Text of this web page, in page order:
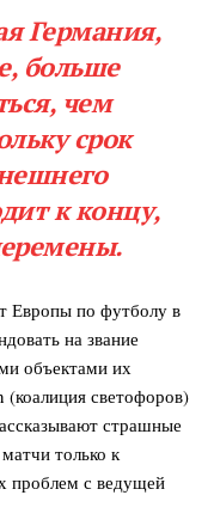
Германия,
больше
чем
срок
к концу,
Европы по футболу в
на звание
объектами их
светофоров)
страшные
только к
проблем с ведущей